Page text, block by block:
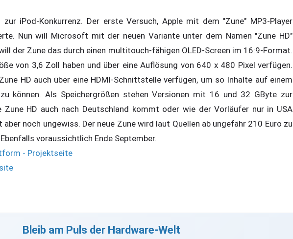
zur iPod-Konkurrenz. Der erste Versuch, Apple mit dem "Zune" MP3-Player
Nun will Microsoft mit der neuen Variante unter dem Namen "Zune HD"
der Zune das durch einen multitouch-fähigen OLED-Screen im 16:9-Format.
von 3,6 Zoll haben und über eine Auflösung von 640 x 480 Pixel verfügen.
HD auch über eine HDMI-Schnittstelle verfügen, um so Inhalte auf einem
können. Als Speichergrößen stehen Versionen mit 16 und 32 GByte zur
Zune HD auch nach Deutschland kommt oder wie der Vorläufer nur in USA
noch ungewiss. Der neue Zune wird laut Quellen ab ungefähr 210 Euro zu
voraussichtlich Ende September.
- Projektseite
Bleib am Puls der Hardware-Welt